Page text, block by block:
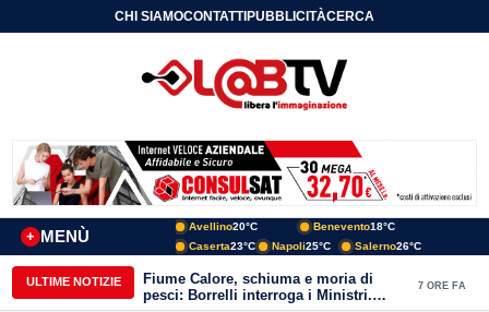
CHI SIAMOCONTATTIPUBBLICITÀCERCA
MENÙ
+
Avellino20°C Benevento18°C
Caserta23°C Napoli25°C Salerno26°C
ULTIME NOTIZIE
Fiume Calore, schiuma e moria di
pesci: Borrelli interroga i Ministri.
7 ORE FA